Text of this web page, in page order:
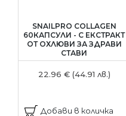
SNAILPRO COLLAGEN
60КАПСУЛИ - С ЕКСТРАКТ
ОТ ОХЛЮВИ ЗА ЗДРАВИ
СТАВИ
22.96 € (44.91 лв.)
Добави в количка